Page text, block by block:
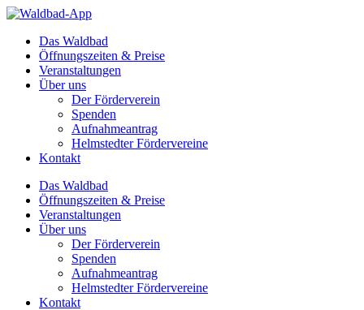
Zum
springenDas Waldbad
Öffnungszeiten & Preise
Veranstaltungen
Über uns
Der Förderverein
Spenden
Aufnahmeantrag
Helmstedter Fördervereine
Kontakt
Das Waldbad
Öffnungszeiten & Preise
Veranstaltungen
Über uns
Der Förderverein
Spenden
Aufnahmeantrag
Helmstedter Fördervereine
Kontakt